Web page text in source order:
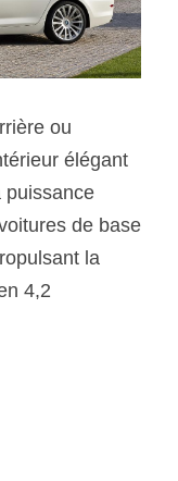
ou
élégant
puissance
de base
la
4,2